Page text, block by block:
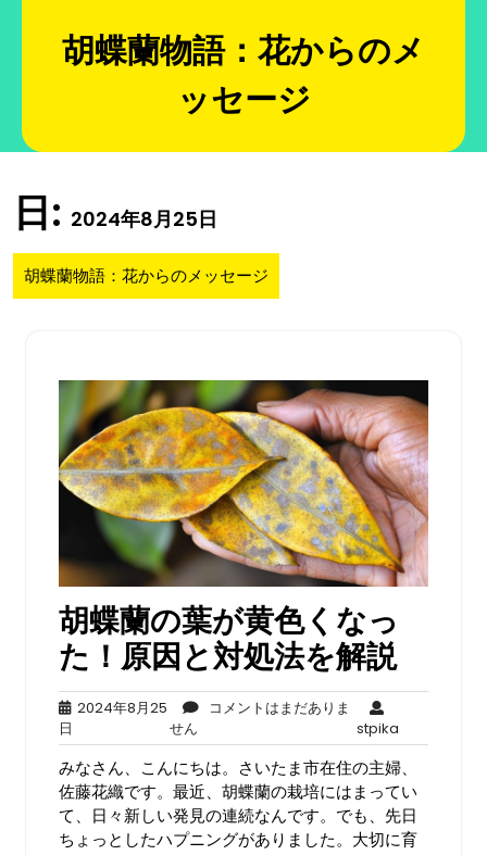
胡蝶蘭物語：花からのメ
ッセージ
日: 2024年8月25日
胡蝶蘭物語：花からのメッセージ
胡蝶蘭の葉が黄色くなっ
た！原因と対処法を解説
2024年8月25
日
年
8
月
25
日
コメントはまだありま
せんコ
メ
ン
ト
は
ま
stpika
みなさん、こんにちは。さいたま市在住の主婦、
佐藤花織です。最近、胡蝶蘭の栽培にはまってい
て、日々新しい発見の連続なんです。でも、先日
ちょっとしたハプニングがありました。大切に育